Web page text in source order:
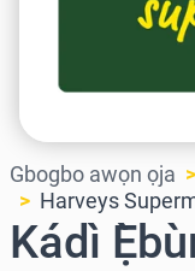
Gbogbo awọn ọja
Harveys
Kádì